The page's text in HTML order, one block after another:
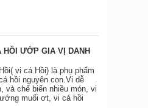
HỒI ƯỚP GIA VỊ DANH
vi cá Hồi) là phụ phẩm
hồi nguyên con.Vi dễ
và chế biến nhiều món, vi
muối ơt, vi cá hồi